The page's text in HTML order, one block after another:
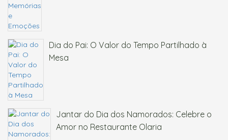
Dia do Pai: O Valor do Tempo Partilhado à
Mesa
Jantar do Dia dos Namorados: Celebre o
Amor no Restaurante Olaria